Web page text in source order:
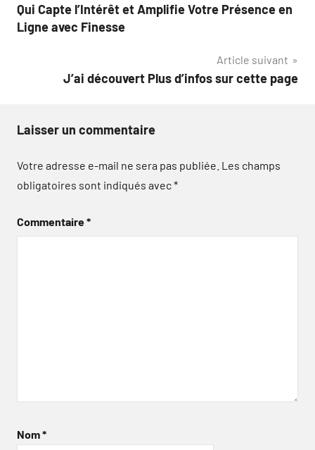
l’article
Qui Capte l’Intérêt et Amplifie Votre Présence en
Ligne avec Finesse
Article suivant
J’ai découvert Plus d’infos sur cette page
Laisser un commentaire
Votre adresse e-mail ne sera pas publiée. Les champs
obligatoires sont indiqués avec*
Commentaire*
Nom*